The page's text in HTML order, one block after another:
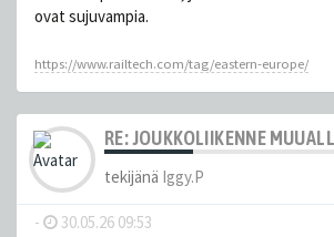
ovat sujuvampia.
https://www.railtech.com/tag/eastern-europe/
RE: JOUKKOLIIKENNE
tekijänä Iggy.P
- 30.05.26 09:53